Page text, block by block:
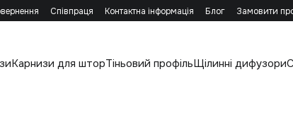
Співпраця Контактна інформація Блог Замовити
Карнизи для шторТіньовий профільЩілинні дифузори